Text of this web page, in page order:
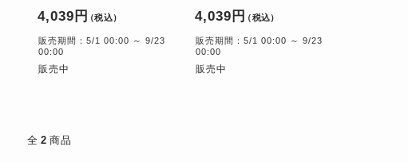
4,039円（税込）
販売期間：5/1 00:00 ～ 9/23
00:00
販売中
4,039円 （税込）
販売期間：5/1 00:00 ～ 9/23
00:00
販売中
全 2 商品